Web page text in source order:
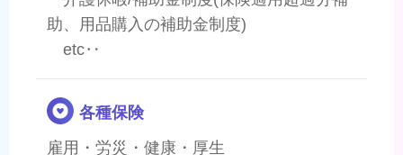
助、用品購入の補助金制度)
etc‥
各種保険
雇用・労災・健康・厚生